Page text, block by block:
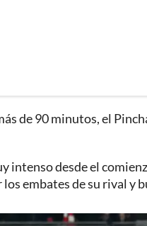
de 90 minutos, el
intenso desde el
embates de su rival y